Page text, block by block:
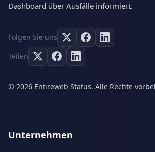
Dashboard über Ausfälle informiert.
Folgen Sie uns
Teilen
© 2026 Entireweb Status. Alle Rechte
Unternehmen